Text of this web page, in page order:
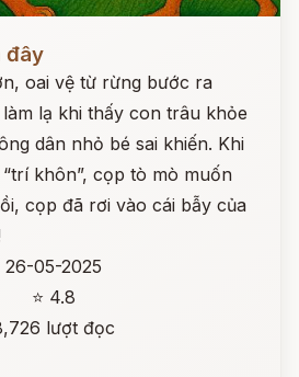
đây
oai vệ từ rừng bước ra
lạ khi thấy con trâu khỏe
dân nhỏ bé sai khiến. Khi
khôn”, cọp tò mò muốn
cọp đã rơi vào cái bẫy của
26-05-2025
⭐ 4.8
lượt đọc